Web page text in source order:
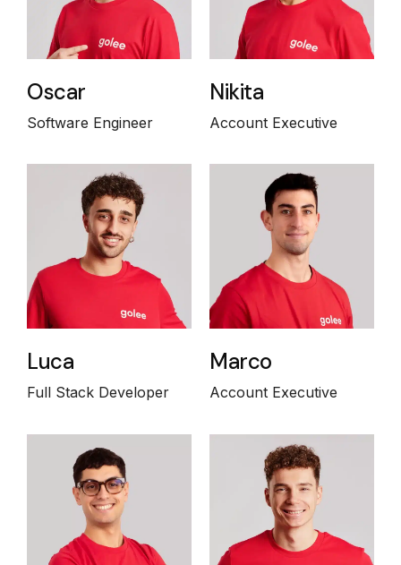
Oscar
Software Engineer
Nikita
Account Executive
Luca
Full Stack Developer
Marco
Account Executive